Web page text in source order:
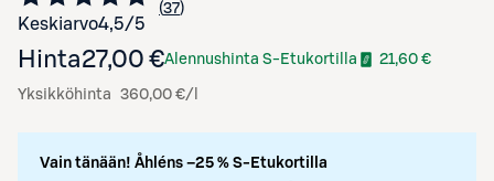
Keskiarvo4,5/5 Siirry arvioihin
37
kappaletta
Hinta27,00 €Alennushinta S-Etukortilla 21,60 €
Yksikköhinta 360,00 €/l
Vain tänään! Åhléns –25 % S-Etukortilla